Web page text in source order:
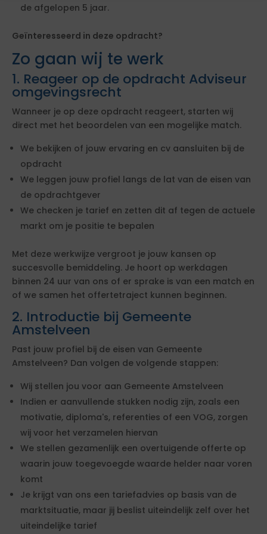
de afgelopen 5 jaar.
Geïnteresseerd in deze opdracht?
Zo gaan wij te werk
1. Reageer op de opdracht Adviseur
omgevingsrecht
Wanneer je op deze opdracht reageert, starten wij
direct met het beoordelen van een mogelijke match.
We bekijken of jouw ervaring en cv aansluiten bij de
opdracht
We leggen jouw profiel langs de lat van de eisen van
de opdrachtgever
We checken je tarief en zetten dit af tegen de actuele
markt om je positie te bepalen
Met deze werkwijze vergroot je jouw kansen op
succesvolle bemiddeling. Je hoort op werkdagen
binnen 24 uur van ons of er sprake is van een match en
of we samen het offertetraject kunnen beginnen.
2. Introductie bij Gemeente
Amstelveen
Past jouw profiel bij de eisen van Gemeente
Amstelveen? Dan volgen de volgende stappen:
Wij stellen jou voor aan Gemeente Amstelveen
Indien er aanvullende stukken nodig zijn, zoals een
motivatie, diploma's, referenties of een VOG, zorgen
wij voor het verzamelen hiervan
We stellen gezamenlijk een overtuigende offerte op
waarin jouw toegevoegde waarde helder naar voren
komt
Je krijgt van ons een tariefadvies op basis van de
marktsituatie, maar jij beslist uiteindelijk zelf over het
uiteindelijke tarief